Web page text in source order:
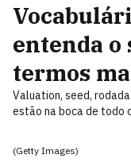
entenda o
termos
Valuation, seed,
estão na boca de todo
(Getty Images)